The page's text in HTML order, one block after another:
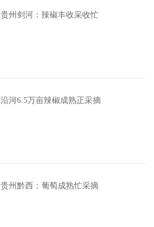
贵州剑河：辣椒丰收采收忙
沿河6.5万亩辣椒成熟正采摘
贵州黔西：葡萄成熟忙采摘